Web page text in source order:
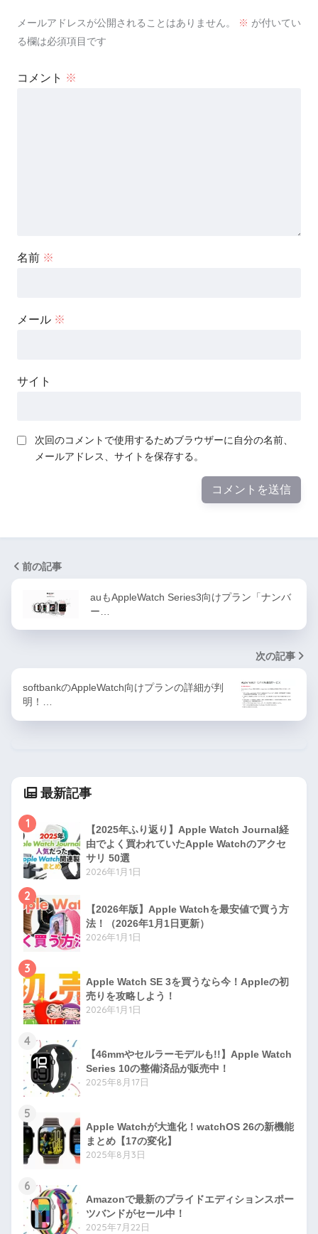
メールアドレスが公開されることはありません。 ※ が付いてい
る欄は必須項目です
コメント ※
名前 ※
メール ※
サイト
次回のコメントで使用するためブラウザーに自分の名前、
メールアドレス、サイトを保存する。
前の記事
auもAppleWatch Series3向けプラン「ナンバ
ー…
次の記事
softbankのAppleWatch向けプランの詳細が判
明！…
最新記事
1
【2025年ふり返り】Apple Watch Journal経
由でよく買われていたApple Watchのアクセ
サリ 50選
2026年1月1日
2
【2026年版】Apple Watchを最安値で買う方
法！（2026年1月1日更新）
2026年1月1日
3
Apple Watch SE 3を買うなら今！Appleの初
売りを攻略しよう！
2026年1月1日
4
【46mmやセルラーモデルも!!】Apple Watch
Series 10の整備済品が販売中！
2025年8月17日
5
Apple Watchが大進化！watchOS 26の新機能
まとめ【17の変化】
2025年8月3日
6
Amazonで最新のプライドエディションスポー
ツバンドがセール中！
2025年7月22日